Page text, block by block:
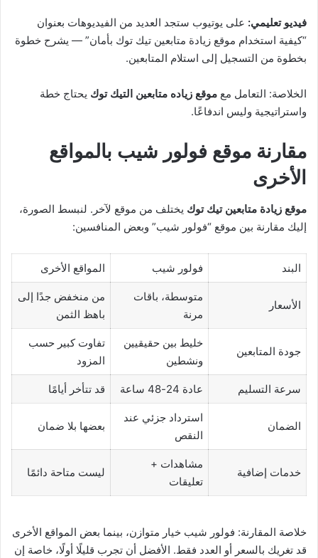
فيديو تعليمي: على يوتيوب ستجد العديد من الفيديوهات بعنوان
“كيفية استخدام موقع زيادة متابعين تيك توك بأمان” — يشرح خطوة
بخطوة من التسجيل إلى استلام المتابعين.
الخلاصة: التعامل مع موقع زياده متابعين التيك توك يحتاج خطة
واستراتيجية وليس اندفاعًا.
مقارنة موقع فولور شيب بالمواقع
الأخرى
موقع زيادة متابعين تيك توك يختلف من موقع لآخر. لنبسط الصورة،
إليك مقارنة بين موقع “فولور شيب” وبعض المنافسين:
البند فولور شيب المواقع الأخرى
الأسعار
متوسطة، باقات
مرنة
من منخفض جدًا إلى
باهظ الثمن
جودة المتابعين
خليط بين حقيقيين
ونشطين
تفاوت كبير حسب
المزود
سرعة التسليم عادة 24-48 ساعة قد تتأخر أيامًا
الضمان
استرداد جزئي عند
النقص
بعضها بلا ضمان
خدمات إضافية
مشاهدات +
تعليقات
ليست متاحة دائمًا
خلاصة المقارنة: فولور شيب خيار متوازن، بينما بعض المواقع الأخرى
قد تغريك بالسعر أو العدد فقط. الأفضل أن تجرب قليلًا أولًا، خاصة إن